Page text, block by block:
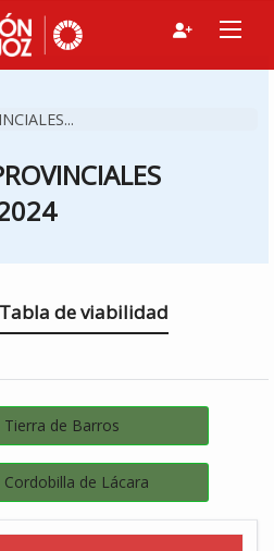
Estás en
Tabla de viabilidad
de Barros
de Lácara